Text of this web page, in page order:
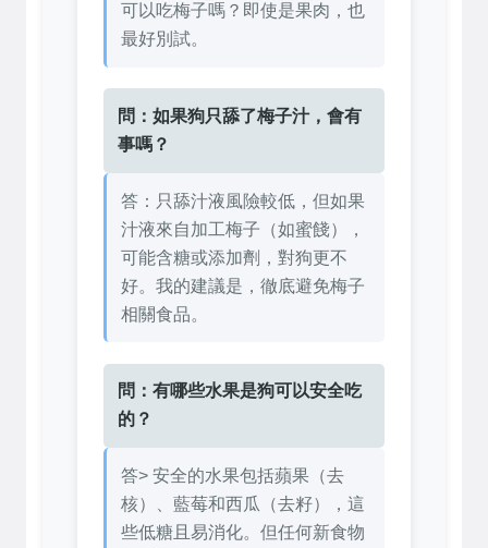
可以吃梅子嗎？即使是果肉，也
最好別試。
問：如果狗只舔了梅子汁，會有
事嗎？
答：只舔汁液風險較低，但如果
汁液來自加工梅子（如蜜餞），
可能含糖或添加劑，對狗更不
好。我的建議是，徹底避免梅子
相關食品。
問：有哪些水果是狗可以安全吃
的？
答> 安全的水果包括蘋果（去
核）、藍莓和西瓜（去籽），這
些低糖且易消化。但任何新食物